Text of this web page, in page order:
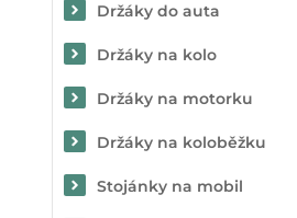
Držáky do auta
Držáky na kolo
Držáky na motorku
Držáky na koloběžku
Stojánky na mobil